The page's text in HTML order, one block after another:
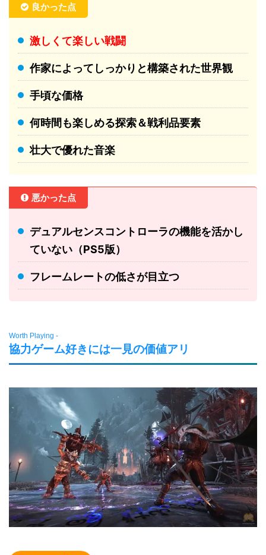
良かった点
激しくて楽しい戦闘
作家によってしっかりと構築された世界観
手頃な価格
何時間も楽しめる探索＆戦利品要素
壮大で優れた音楽
悪かった点
デュアルセンスコントローラの機能を活かし
ていない（PS5版）
フレームレートの低さが目立つ
Worth Playing -
協力ゲーム好きには一見の価値アリ